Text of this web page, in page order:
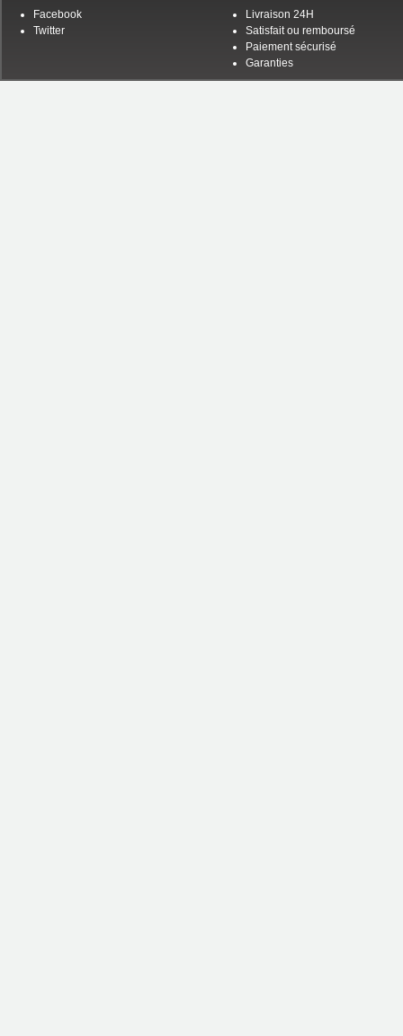
Facebook
Twitter
Livraison 24H
Satisfait ou remboursé
Paiement sécurisé
Garanties